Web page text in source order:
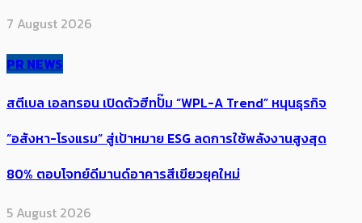
7 August 2026
PR NEWS
สตีเบล เอลทรอน เปิดตัวฮีทปั๊ม “WPL-A Trend” หนุนธุรกิจ
“อสังหา-โรงแรม” สู่เป้าหมาย ESG ลดการใช้พลังงานสูงสุด
80% ตอบโจทย์ดีมานด์อาคารสีเขียวยุคใหม่
5 August 2026